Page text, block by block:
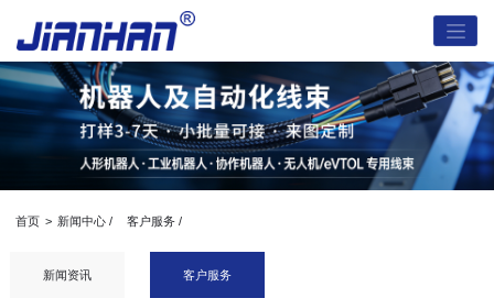
首页 > 新闻中心 / 客户服务 /
新闻资讯 客户服务